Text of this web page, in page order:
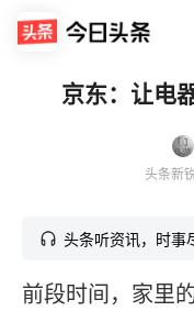
京东：让电
头条新
头条听资讯，时事
前段时间，家里